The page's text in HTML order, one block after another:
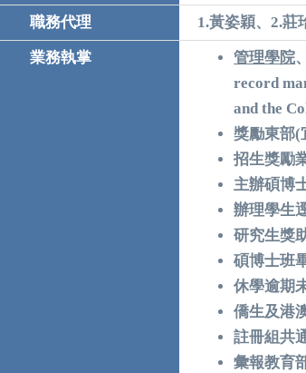
職務代理 1.黃姿穎、2.莊
業務執掌 管理學院
record
andthe
獎勵東部(
招生獎勵
主辦碩博
辦理學生
研究生獎
碩博士班
休學逾期
僑生及港
註冊組共
彙報教育